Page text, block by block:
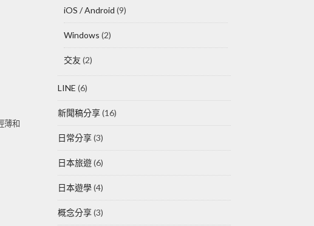
薄和
iOS / Android (9)
Windows (2)
交友 (2)
LINE (6)
新聞稿分享(16)
日常分享(3)
日本旅遊(6)
日本遊學(4)
概念分享(3)